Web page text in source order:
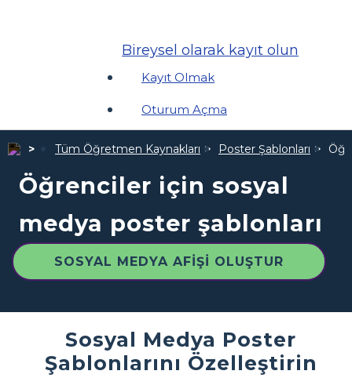
Bireysel olarak kayıt olun
Kayıt Olmak
Oturum Açma
Tüm Öğretmen Kaynakları Poster Şablonları
Öğrenciler için sosyal
medya poster şablonları
SOSYAL MEDYA AFIŞI OLUŞTUR
Sosyal Medya Poster
Şablonlarını Özelleştirin